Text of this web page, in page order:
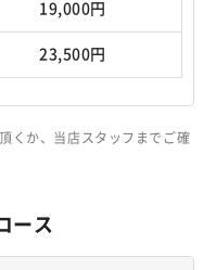
19,000円
23,500円
くか、当店スタッフまでご確
ース